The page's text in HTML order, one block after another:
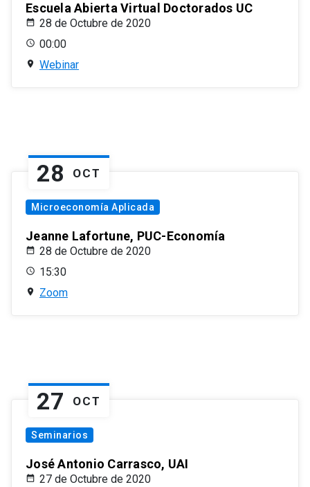
Escuela Abierta Virtual Doctorados UC
28 de Octubre de 2020
00:00
Webinar
28 OCT
Microeconomía Aplicada
Jeanne Lafortune, PUC-Economía
28 de Octubre de 2020
15:30
Zoom
27 OCT
Seminarios
José Antonio Carrasco, UAI
27 de Octubre de 2020